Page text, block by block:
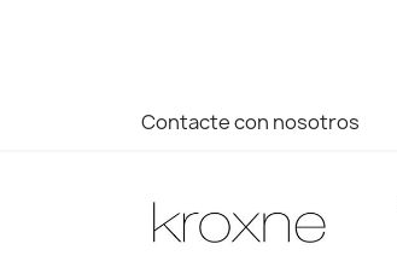
Contacte con nosotros